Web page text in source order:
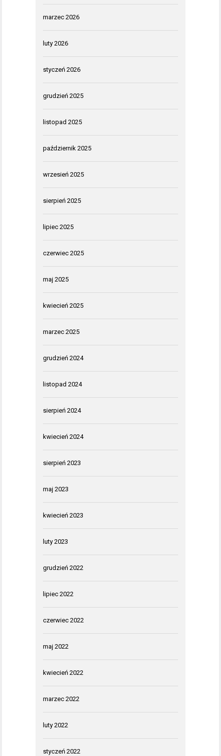
marzec 2026
luty 2026
styczeń 2026
grudzień 2025
listopad 2025
październik 2025
wrzesień 2025
sierpień 2025
lipiec 2025
czerwiec 2025
maj 2025
kwiecień 2025
marzec 2025
grudzień 2024
listopad 2024
sierpień 2024
kwiecień 2024
sierpień 2023
maj 2023
kwiecień 2023
luty 2023
grudzień 2022
lipiec 2022
czerwiec 2022
maj 2022
kwiecień 2022
marzec 2022
luty 2022
styczeń 2022